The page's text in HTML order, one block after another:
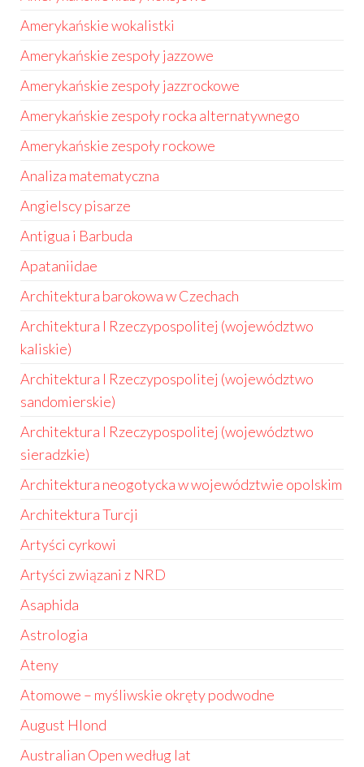
Amerykańskie wokalistki
Amerykańskie zespoły jazzowe
Amerykańskie zespoły jazzrockowe
Amerykańskie zespoły rocka alternatywnego
Amerykańskie zespoły rockowe
Analiza matematyczna
Angielscy pisarze
Antigua i Barbuda
Apataniidae
Architektura barokowa w Czechach
Architektura I Rzeczypospolitej (województwo
kaliskie)
Architektura I Rzeczypospolitej (województwo
sandomierskie)
Architektura I Rzeczypospolitej (województwo
sieradzkie)
Architektura neogotycka w województwie opolskim
Architektura Turcji
Artyści cyrkowi
Artyści związani z NRD
Asaphida
Astrologia
Ateny
Atomowe – myśliwskie okręty podwodne
August Hlond
Australian Open według lat